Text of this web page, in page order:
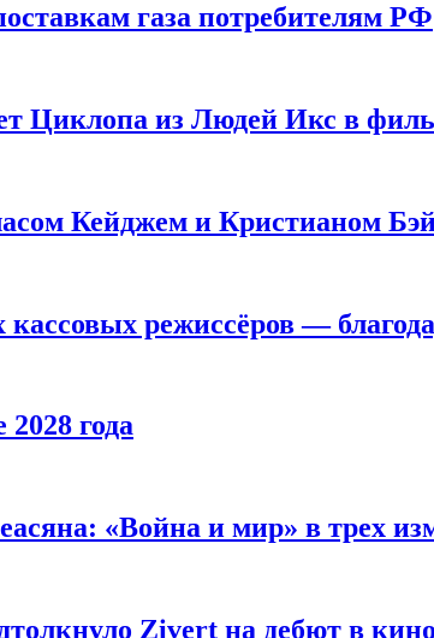
газа потребителям РФ
Циклопа из Людей Икс в
Кейджем и Кристианом
режиссёров —
года
«Война и мир» в трех
Zivert на дебют в кино